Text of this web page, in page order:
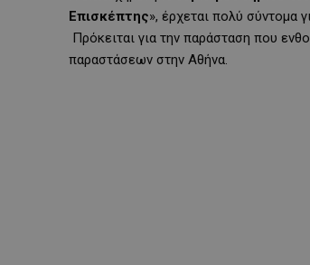
Επισκέπτης», έρχεται πολύ σύντομα
Πρόκειται για την παράσταση που
παραστάσεων στην Αθήνα.